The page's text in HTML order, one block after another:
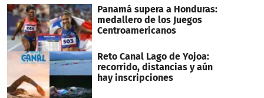
0
Panamá supera a Honduras:
medallero de los Juegos
Centroamericanos
Reto Canal Lago de Yojoa:
recorrido, distancias y aún
hay inscripciones